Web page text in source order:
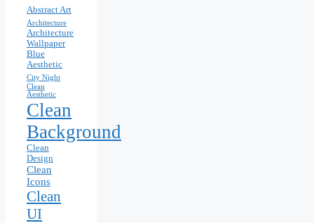
Abstract Art
Architecture
Architecture
Wallpaper
Blue
Aesthetic
City Night
Clean
Aesthetic
Clean
Background
Clean
Design
Clean
Icons
Clean
UI